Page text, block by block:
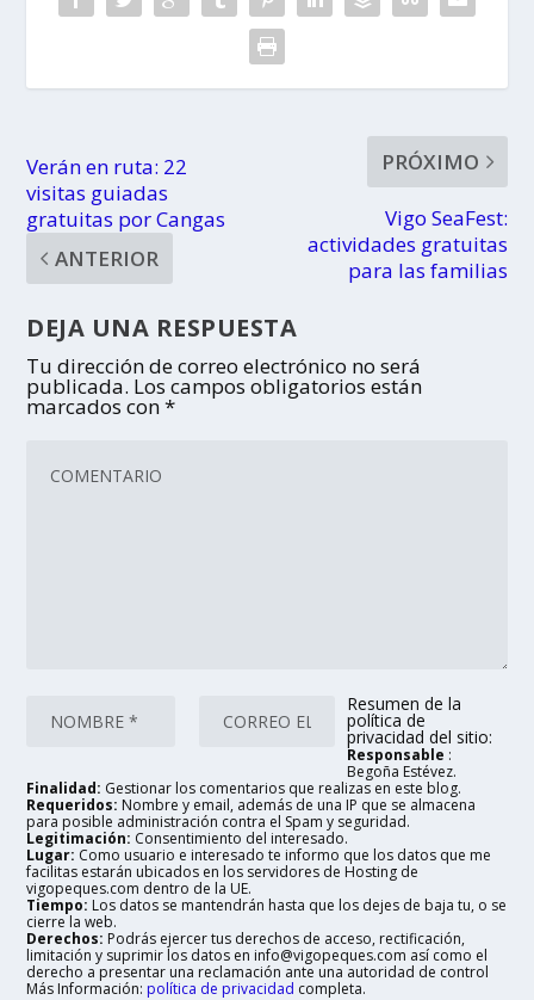
Verán en ruta: 22
visitas guiadas
gratuitas por Cangas
ANTERIOR
PRÓXIMO
Vigo SeaFest:
actividades gratuitas
para las familias
DEJA UNA RESPUESTA
Tu dirección de correo electrónico no será
publicada. Los campos obligatorios están
marcados con*
Resumen de la
política de
privacidad del sitio:
Responsable :
Begoña Estévez.
Finalidad: Gestionar los comentarios que realizas en este blog.
Requeridos: Nombre y email, además de una IP que se almacena
para posible administración contra el Spam y seguridad.
Legitimación: Consentimiento del interesado.
Lugar: Como usuario e interesado te informo que los datos que me
facilitas estarán ubicados en los servidores de Hosting de
vigopeques.com dentro de la UE.
Tiempo: Los datos se mantendrán hasta que los dejes de baja tu, o se
cierre la web.
Derechos: Podrás ejercer tus derechos de acceso, rectificación,
limitación y suprimir los datos en info@vigopeques.com así como el
derecho a presentar una reclamación ante una autoridad de control
Más Información: política de privacidad completa.